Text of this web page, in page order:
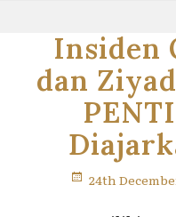
Insiden
dan
24th